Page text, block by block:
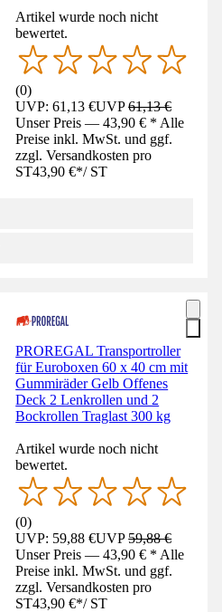
Artikel wurde noch nicht
bewertet.
(0)
UVP: 61,13 €UVP61,13 €
Unser Preis — 43,90 € * Alle
Preise inkl. MwSt. und ggf.
zzgl. Versandkosten pro
ST43,90 €*/ ST
PROREGAL Transportroller
für Euroboxen 60 x 40 cm mit
Gummiräder Gelb Offenes
Deck 2 Lenkrollen und 2
Bockrollen Traglast 300 kg
Artikel wurde noch nicht
bewertet.
(0)
UVP: 59,88 €UVP59,88 €
Unser Preis — 43,90 € * Alle
Preise inkl. MwSt. und ggf.
zzgl. Versandkosten pro
ST43,90 €*/ ST